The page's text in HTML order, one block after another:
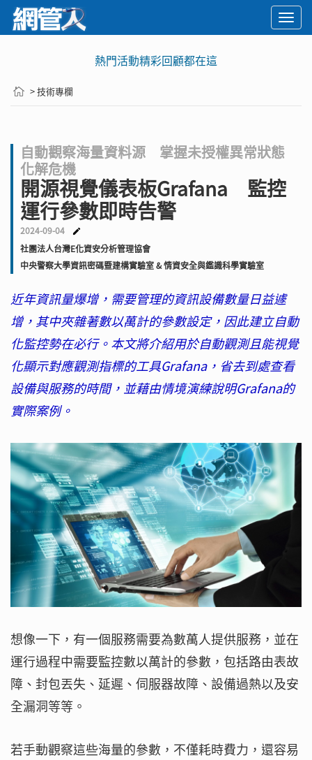
熱門活動精彩回顧都在這
> 技術專欄
自動觀察海量資料源 掌握未授權異常狀態
化解危機
開源視覺儀表板Grafana 監控
運行參數即時告警
2024-09-04
社團法人台灣E化資安分析管理協會
中央警察大學資訊密碼暨建構實驗室 & 情資安全與鑑識科學實驗室
近年資訊量爆增，需要管理的資訊設備數量日益遽
增，其中夾雜著數以萬計的參數設定，因此建立自動
化監控勢在必行。本文將介紹用於自動觀測且能視覺
化顯示對應觀測指標的工具Grafana，省去到處查看
設備與服務的時間，並藉由情境演練說明Grafana的
實際案例。
想像一下，有一個服務需要為數萬人提供服務，並在
運行過程中需要監控數以萬計的參數，包括路由表故
障、封包丟失、延遲、伺服器故障、設備過熱以及安
全漏洞等等。
若手動觀察這些海量的參數，不僅耗時費力，還容易